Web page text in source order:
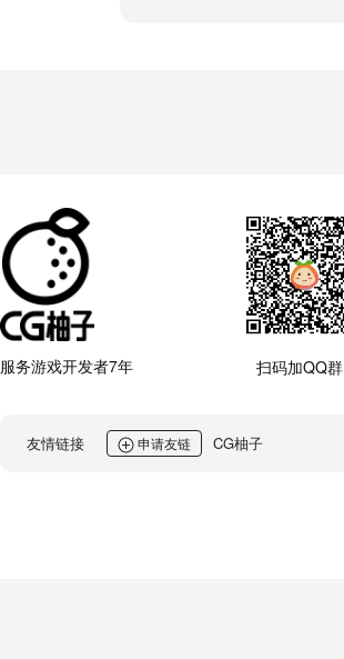
服务游戏开发者7年 扫码加QQ群
友情链接 申请友链 CG柚子